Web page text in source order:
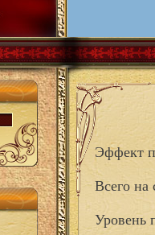
Эффект
Всего на
Уровень